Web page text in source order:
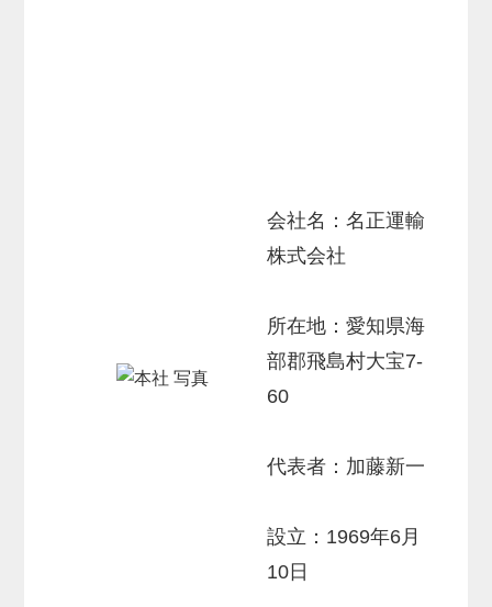
会社名：名正運輸
株式会社
所在地：愛知県海
部郡飛島村大宝7-
60
代表者：加藤新一
設立：1969年6月
10日